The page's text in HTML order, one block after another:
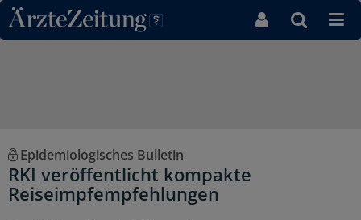
Direkt zum Inhaltsbereich
Epidemiologisches Bulletin
RKI veröffentlicht kompakte
Reiseimpfempfehlungen